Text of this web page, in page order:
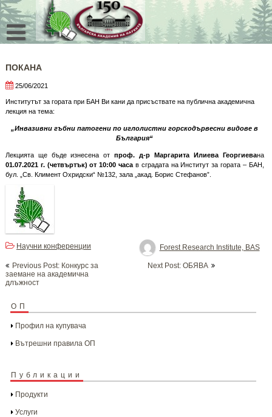
Skip
to
content
ПОКАНА
25/06/2021
Институтът за гората при БАН Ви кани да присъствате на публична академична
лекция на тема:
„Инвазивни гъбни патогени по иглолистни горскодървесни видове в
България“
Лекцията ще бъде изнесена отпроф. д-р Маргарита Илиева Георгиевана
01.07.2021 г. (четвъртък) от 10:00 часа в сградата на Институт за гората – БАН,
бул. „Св. Климент Охридски“ №132, зала „акад. Борис Стефанов”.
Forest Research Institute, BAS
Научни конференции
navigation
Previous Post: Конкурс за
заемане на академична
длъжност
Next Post: OБЯВА
ОП
Профил на купувача
Вътрешни правила ОП
Публикации
Продукти
Услуги